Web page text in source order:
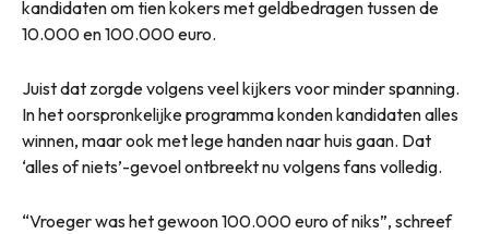
kandidaten om tien kokers met geldbedragen tussen de
10.000 en 100.000 euro.
Juist dat zorgde volgens veel kijkers voor minder spanning.
In het oorspronkelijke programma konden kandidaten alles
winnen, maar ook met lege handen naar huis gaan. Dat
‘alles of niets’-gevoel ontbreekt nu volgens fans volledig.
“Vroeger was het gewoon 100.000 euro of niks”, schreef